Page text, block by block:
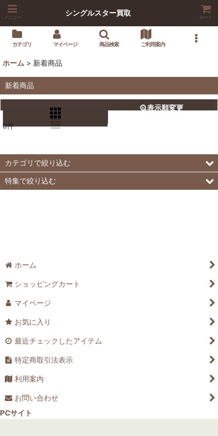
メニュー シングルスター買取 カート
カテゴリ マイページ 商品検索 ご利用案内
ホーム > 新着商品
新着商品
表示順変更
表示数
絞り込む
0件
カテゴリで絞り込む
買取商品(シングルカード)
特集で絞り込む
スライドショー表示商品(統率者カードピックアップ)
かんたん買取
買取強化商品(スタンダード)
買取強化商品(パイオニア)
買取強化商品(モダン)
買取強化商品(レガシー)
買取強化商品(統率者)
ホーム
ショッピングカート
マイページ
お気に入り
最近チェックしたアイテム
特定商取引法表示
利用案内
お問い合わせ
PCサイト